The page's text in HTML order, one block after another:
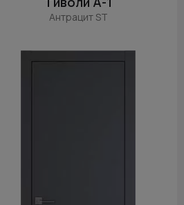
Антрацит ST